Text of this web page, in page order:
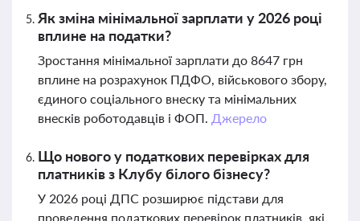
Як зміна мінімальної зарплати у 2026 році
вплине на податки?
Зростання мінімальної зарплати до 8647 грн
вплине на розрахунок ПДФО, військового збору,
єдиного соціального внеску та мінімальних
внесків роботодавців і ФОП. Джерело
Що нового у податкових перевірках для
платників з Клубу білого бізнесу?
У 2026 році ДПС розширює підстави для
проведення податкових перевірок платників, які